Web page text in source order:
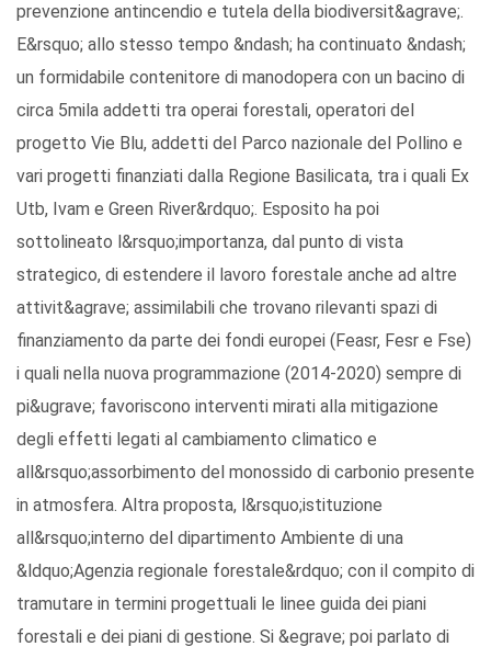
prevenzione antincendio e tutela della biodiversit&agrave;.
E&rsquo; allo stesso tempo &ndash; ha continuato &ndash;
un formidabile contenitore di manodopera con un bacino di
circa 5mila addetti tra operai forestali, operatori del
progetto Vie Blu, addetti del Parco nazionale del Pollino e
vari progetti finanziati dalla Regione Basilicata, tra i quali Ex
Utb, Ivam e Green River&rdquo;. Esposito ha poi
sottolineato l&rsquo;importanza, dal punto di vista
strategico, di estendere il lavoro forestale anche ad altre
attivit&agrave; assimilabili che trovano rilevanti spazi di
finanziamento da parte dei fondi europei (Feasr, Fesr e Fse)
i quali nella nuova programmazione (2014-2020) sempre di
pi&ugrave; favoriscono interventi mirati alla mitigazione
degli effetti legati al cambiamento climatico e
all&rsquo;assorbimento del monossido di carbonio presente
in atmosfera. Altra proposta, l&rsquo;istituzione
all&rsquo;interno del dipartimento Ambiente di una
&ldquo;Agenzia regionale forestale&rdquo; con il compito di
tramutare in termini progettuali le linee guida dei piani
forestali e dei piani di gestione. Si &egrave; poi parlato di